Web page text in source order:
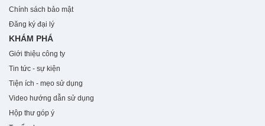
Chính sách bảo mật
Đăng ký đại lý
KHÁM PHÁ
Giới thiệu công ty
Tin tức - sự kiện
Tiện ích - mẹo sử dụng
Video hướng dẫn sử dụng
Hộp thư góp ý